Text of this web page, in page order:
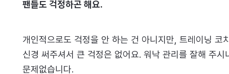
팬들도 걱정하곤 해요.
개인적으로도 걱정을 안 하는 건 아니지만, 트레이닝 코
신경 써주셔서 큰 걱정은 없어요. 워낙 관리를 잘해 주
문제없습니다.